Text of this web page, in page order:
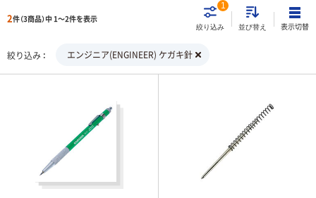
2件（3商品）中 1～2件を表示
絞り込み
1
並び替え 表示切替
絞り込み エンジニア(ENGINEER) ケガキ針